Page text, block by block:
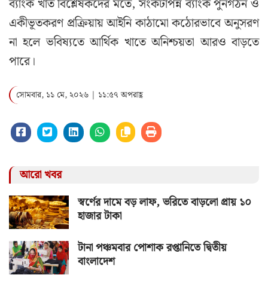
ব্যাংক খাত বিশ্লেষকদের মতে, সংকটাপন্ন ব্যাংক পুনর্গঠন ও
একীভূতকরণ প্রক্রিয়ায় আইনি কাঠামো কঠোরভাবে অনুসরণ
না হলে ভবিষ্যতে আর্থিক খাতে অনিশ্চয়তা আরও বাড়তে
পারে।
সোমবার, ১১ মে, ২০২৬ | ১১:৫৭ অপরাহ্ণ
আরো খবর
স্বর্ণের দামে বড় লাফ, ভরিতে বাড়লো প্রায় ১০
হাজার টাকা
টানা পঞ্চমবার পোশাক রপ্তানিতে দ্বিতীয়
বাংলাদেশ